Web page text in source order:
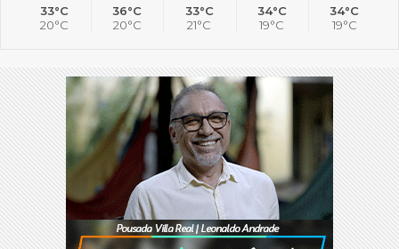
33°C
20°C
36°C
20°C
33°C
21°C
34°C
19°C
34°C
19°C